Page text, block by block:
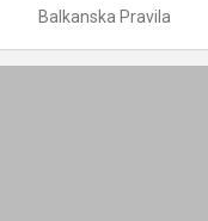
Balkanska Pravila